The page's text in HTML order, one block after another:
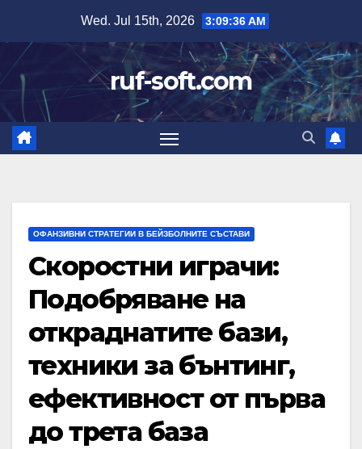
content
Wed. Jul 15th, 2026 3:09:37 AM
ruf-soft.com
ОФАНЗИВНИ СТРАТЕГИИ В БЕЙЗБОЛНИТЕ СЪСТАВИ
Скоростни играчи:
Подобряване на
откраднатите бази,
техники за бънтинг,
ефективност от първа
до трета база